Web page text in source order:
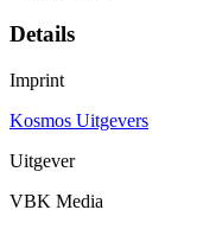
Details
Imprint
Kosmos Uitgevers
Uitgever
VBK Media